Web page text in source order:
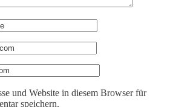
und Website in diesem Browser für
speichern.